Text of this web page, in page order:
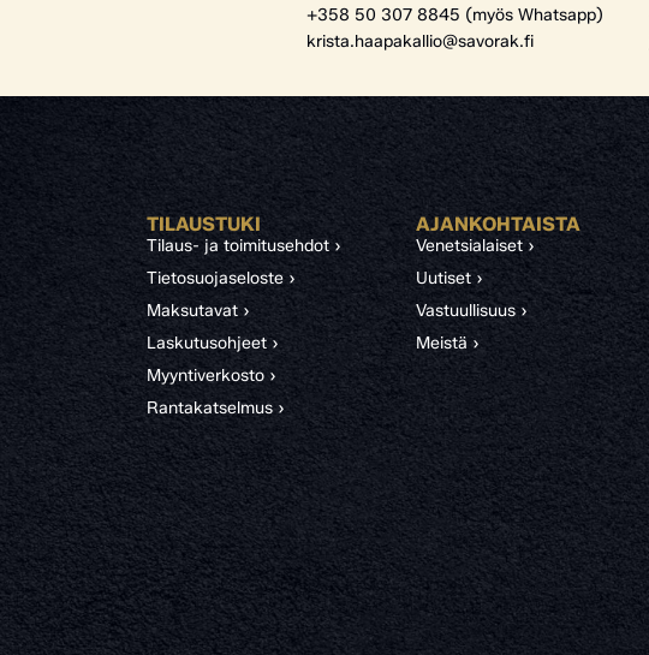
+358 50 307 8845 (myös Whatsapp)
krista.haapakallio@savorak.fi
TILAUSTUKI
Tilaus- ja toimitusehdot ›
Tietosuojaseloste ›
Maksutavat ›
Laskutusohjeet ›
Myyntiverkosto ›
Rantakatselmus ›
AJANKOHTAISTA
Venetsialaiset ›
Uutiset ›
Vastuullisuus ›
Meistä ›